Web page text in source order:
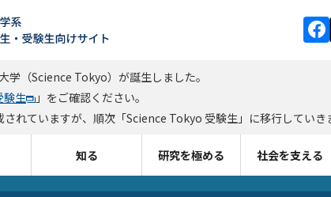
（Science Tokyo）が誕生しました。
験生
」をご確認ください。
れていますが、順次「Science Tokyo 受験生」に移行していき
知る 研究を極める 社会を支える